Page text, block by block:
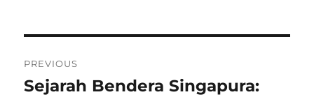
pos
PREVIOUS
Previous
Sejarah Bendera Singapura: